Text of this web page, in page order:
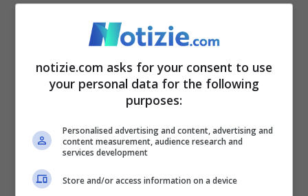
regione di Donetsk. “ Potrebbe non essere
accettabile”per Zelensky, ha detto Witkoff
a Fox News, “ma nessuno aveva mai
grazie alla forza di personalità e alla
conflitto e alla morte, che siamo arrivati a
notizie.com asks for your consent to use
your personal data for the following
purposes:
Personalised advertising and content, advertising and
content measurement, audience research and
services development
Store and/or access information on a device